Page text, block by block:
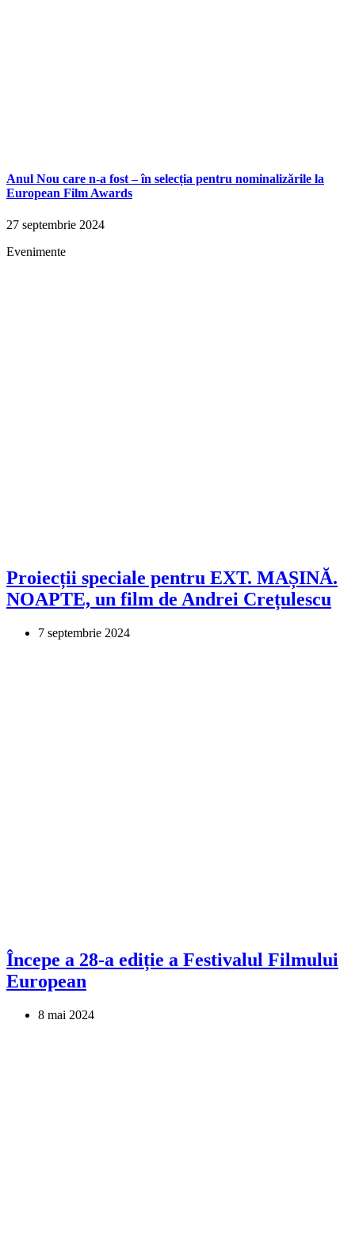
Anul Nou care n-a fost – în selecția pentru nominalizările la
European Film Awards
27 septembrie 2024
Evenimente
Proiecții speciale pentru EXT. MAȘINĂ.
NOAPTE, un film de Andrei Crețulescu
7 septembrie 2024
Începe a 28-a ediție a Festivalul Filmului
European
8 mai 2024